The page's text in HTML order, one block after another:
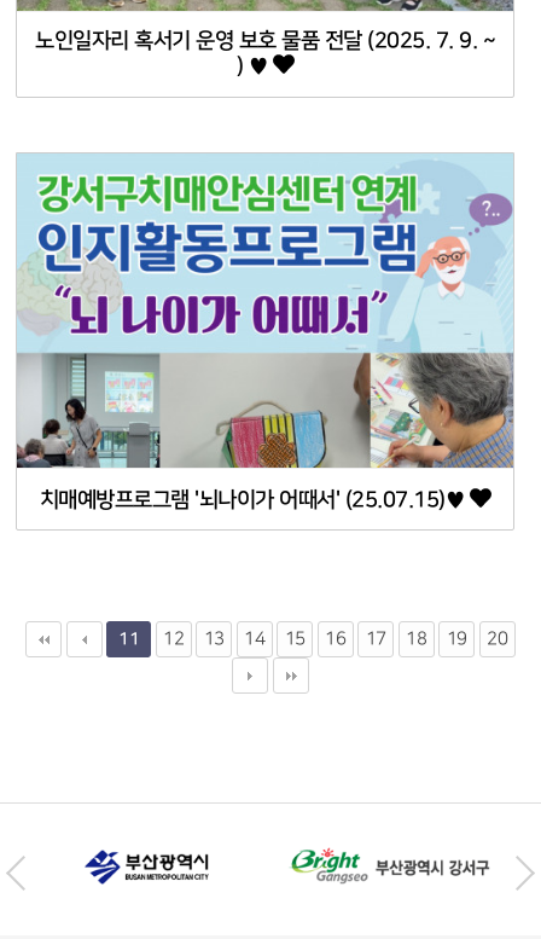
노인일자리 혹서기 운영 보호 물품 전달 (2025. 7. 9. ~
) ♥
치매예방프로그램 '뇌나이가 어때서' (25.07.15)♥
11 12 13 14 15 16 17 18 19 20